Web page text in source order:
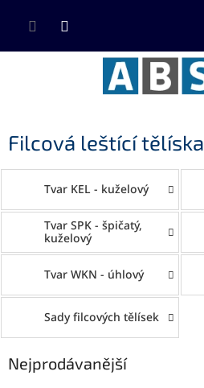
Filcová leštící tělíska
Tvar KEL - kuželový
Tvar SPK - špičatý,
kuželový
Tvar WKN - úhlový
Sady filcových tělísek
Nejprodávanější